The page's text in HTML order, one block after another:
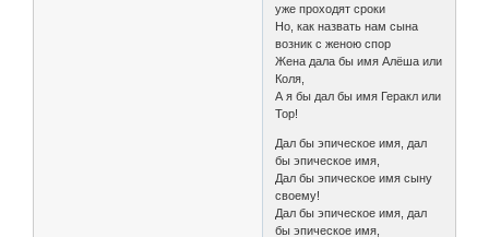
уже проходят сроки
Но, как назвать нам сына
возник с женою спор
Жена дала бы имя Алёша или
Коля,
А я бы дал бы имя Геракл или
Тор!
Дал бы эпическое имя, дал
бы эпическое имя,
Дал бы эпическое имя сыну
своему!
Дал бы эпическое имя, дал
бы эпическое имя,